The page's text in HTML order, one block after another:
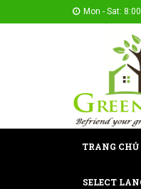
Mon - Sat:
TRANG CHỦ
SELECT